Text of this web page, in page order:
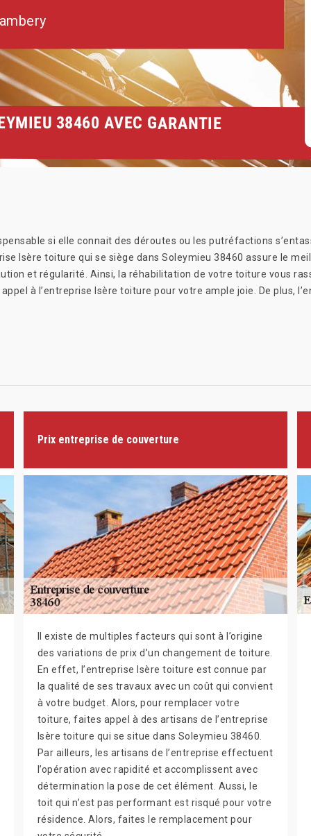
38460 AVEC GARANTIE
si elle connait des déroutes ou les putréfactions
Isère toiture qui se siège dans Soleymieu 38460 assure le
et régularité. Ainsi, la réhabilitation de votre toiture vous
à l’entreprise Isère toiture pour votre ample joie. De plus,
Prix entreprise de couverture
Il existe de multiples facteurs qui sont à l’origine
des variations de prix d’un changement de toiture.
En effet, l’entreprise Isère toiture est connue par
la qualité de ses travaux avec un coût qui convient
à votre budget. Alors, pour remplacer votre
toiture, faites appel à des artisans de l’entreprise
Isère toiture qui se situe dans Soleymieu 38460.
Par ailleurs, les artisans de l’entreprise effectuent
l’opération avec rapidité et accomplissent avec
détermination la pose de cet élément. Aussi, le
toit qui n’est pas performant est risqué pour votre
résidence. Alors, faites le remplacement pour